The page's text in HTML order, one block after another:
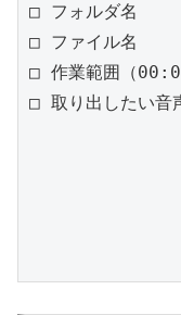
□ フォルダ名
□ ファイル名
□ 作業範囲（
□ 取り出したい音